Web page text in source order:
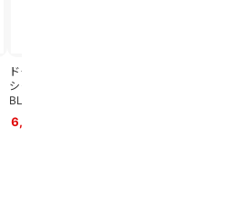
ドクタースランプ アラレちゃん 長袖T
シャツ ロンT スッパマン eplus1254
BLACK
6,380円（税込）